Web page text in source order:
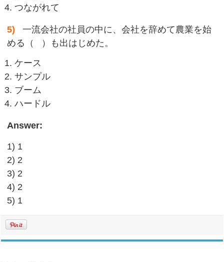
つながれて
5) 一流会社の社員の中に、会社を辞めて農業を始
める（ ）も出はじめた。
ケース
サンプル
ブーム
ハードル
Answer:
1) 1
2) 2
3) 2
4) 2
5) 1